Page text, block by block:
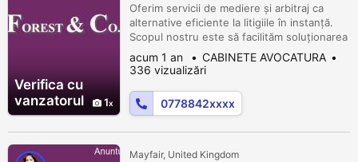
Verifica cu
vanzatorul
1
Oferim servicii de mediere și arbitraj ca
alternative eficiente la litigiile în instanță.
Scopul nostru este să facilităm soluționarea
amiabilă a disputelor într-un mod rapid și
eficient.
acum 1 an
CABINETE AVOCATURA
336 vizualizări
0778842xxxx
Mayfair, United Kingdom